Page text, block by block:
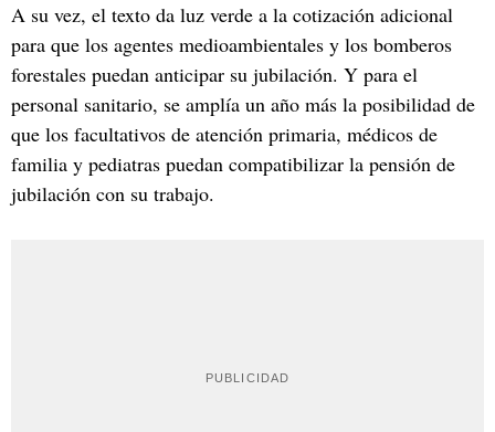
A su vez, el texto da luz verde a la cotización adicional
para que los agentes medioambientales y los bomberos
forestales puedan anticipar su jubilación. Y para el
personal sanitario, se amplía un año más la posibilidad de
que los facultativos de atención primaria, médicos de
familia y pediatras puedan compatibilizar la pensión de
jubilación con su trabajo.